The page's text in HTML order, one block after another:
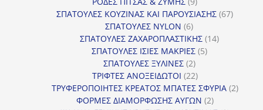
προϊόντα
ΣΠΑΤΟΥΛΕΣ ΚΟΥΖΙΝΑΣ ΚΑΙ ΠΑΡΟΥΣΙΑΣΗΣ 6767
ΣΠΑΤΟΥΛΕΣ NYLON 66
προϊόντα
ΣΠΑΤΟΥΛΕΣ ΖΑΧΑΡΟΠΛΑΣΤΙΚΗΣ 1414
ΣΠΑΤΟΥΛΕΣ ΙΣΙΕΣ ΜΑΚΡΙΕΣ 55
ΣΠΑΤΟΥΛΕΣ ΞΥΛΙΝΕΣ 22
προϊόντα
ΤΡΙΦΤΕΣ ΑΝΟΞΕΙΔΩΤΟΙ 2222
προϊόντα
ΤΡΥΦΕΡΟΠΟΙΗΤΕΣ ΚΡΕΑΤΟΣ ΜΠΑΤΕΣ ΣΦΥΡΙΑ 22
ΦΟΡΜΕΣ ΔΙΑΜΟΡΦΩΣΗΣ ΑΥΓΩΝ 22